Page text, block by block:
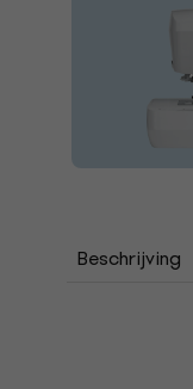
Beschrijving